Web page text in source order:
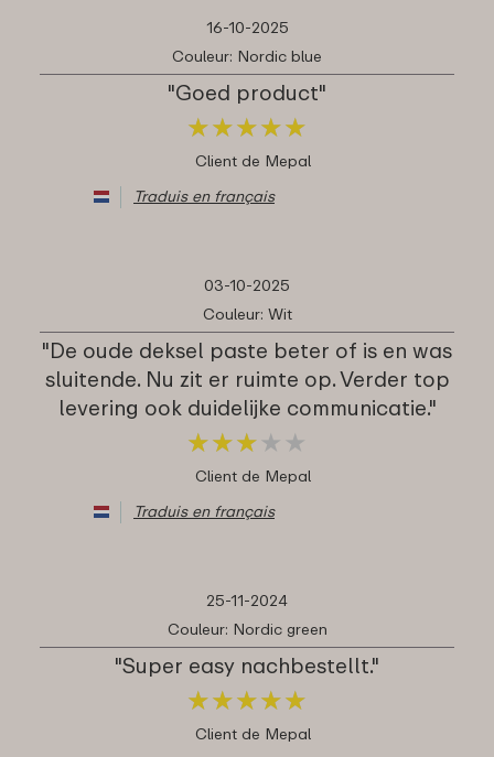
16-10-2025
Couleur: Nordic blue
"Goed product"
★★★★★
★★★★★
Client de Mepal
Traduis en français
03-10-2025
Couleur: Wit
"De oude deksel paste beter of is en was
sluitende. Nu zit er ruimte op. Verder top
levering ook duidelijke communicatie."
★★★ ★ ★
★★★ ★ ★
Client de Mepal
Traduis en français
25-11-2024
Couleur: Nordic green
"Super easy nachbestellt."
★★★★★
★★★★★
Client de Mepal